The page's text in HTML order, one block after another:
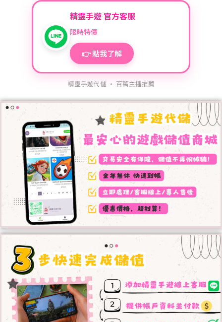
精靈手遊 官方客服
限時特價
👉 點我了解
精靈手遊代儲 · 百萬主播推薦